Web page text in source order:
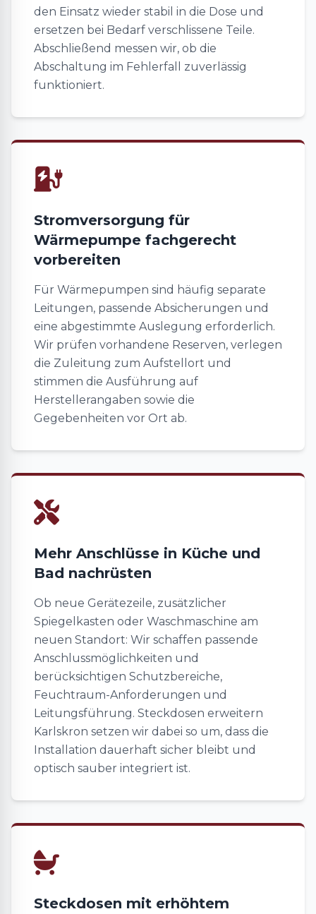
den Einsatz wieder stabil in die Dose und
ersetzen bei Bedarf verschlissene Teile.
Abschließend messen wir, ob die
Abschaltung im Fehlerfall zuverlässig
funktioniert.
Stromversorgung für
Wärmepumpe fachgerecht
vorbereiten
Für Wärmepumpen sind häufig separate
Leitungen, passende Absicherungen und
eine abgestimmte Auslegung erforderlich.
Wir prüfen vorhandene Reserven, verlegen
die Zuleitung zum Aufstellort und
stimmen die Ausführung auf
Herstellerangaben sowie die
Gegebenheiten vor Ort ab.
Mehr Anschlüsse in Küche und
Bad nachrüsten
Ob neue Gerätezeile, zusätzlicher
Spiegelkasten oder Waschmaschine am
neuen Standort: Wir schaffen passende
Anschlussmöglichkeiten und
berücksichtigen Schutzbereiche,
Feuchtraum-Anforderungen und
Leitungsführung. Steckdosen erweitern
Karlskron setzen wir dabei so um, dass die
Installation dauerhaft sicher bleibt und
optisch sauber integriert ist.
Steckdosen mit erhöhtem